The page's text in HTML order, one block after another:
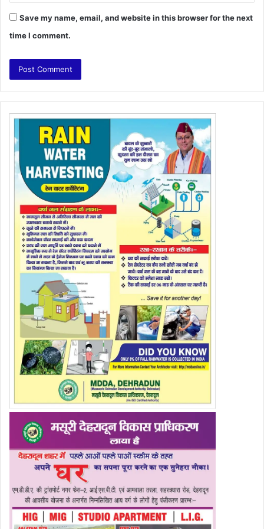
Save my name, email, and website in this browser for the next
time I comment.